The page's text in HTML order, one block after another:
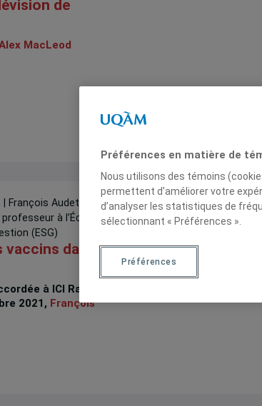
de
MacLeod
| François Audet est
à l’École
(ESG)
vaccins dans le
à ICI Radio-
2021, François
Préférences en matière de
Nous utilisons des témoins
permettent d’améliorer votre
d’analyser les statistiques de
sélectionnant « Préférences ».
Préférences